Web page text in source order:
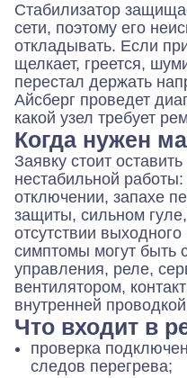
Стабилизатор
сети, поэтому его
откладывать. Если
щелкает, греется,
перестал держать
Айсберг проведет
какой узел требует
Когда нужен
Заявку стоит
нестабильной
отключении, запахе
защиты, сильном
отсутствии
симптомы могут быть
управления, реле,
вентилятором,
внутренней
Что входит в
проверка
следов перегрева;